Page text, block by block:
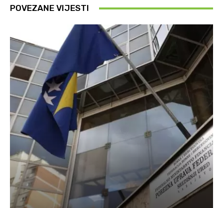
POVEZANE VIJESTI